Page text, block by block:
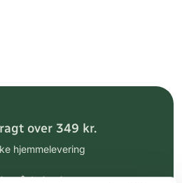
over 349 kr.
hjemmelevering